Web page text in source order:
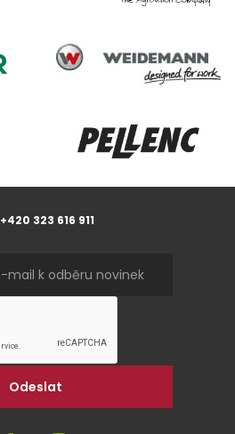
Weidemann
Pellenc
+420 323 616 911